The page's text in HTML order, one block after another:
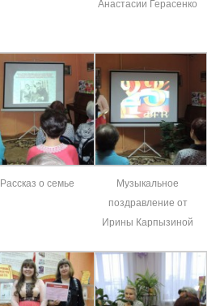
Анастасии Герасенко
Рассказ о семье
Музыкальное
поздравление от
Ирины Карпызиной